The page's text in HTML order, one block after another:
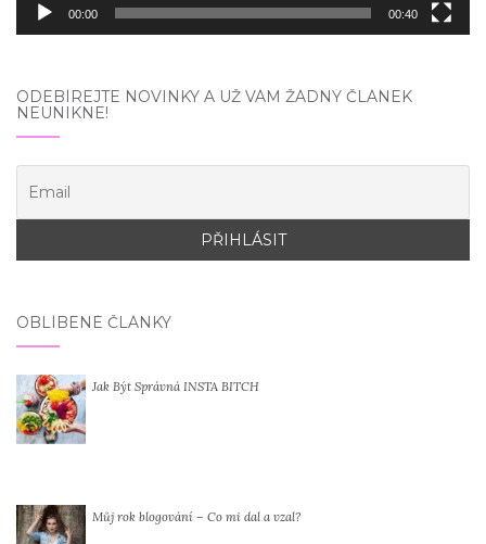
00:00 00:40
ODEBÍREJTE NOVINKY A UŽ VÁM ŽÁDNÝ ČLÁNEK
NEUNIKNE!
OBLÍBENÉ ČLÁNKY
Jak Být Správná INSTA BITCH
Můj rok blogování – Co mi dal a vzal?